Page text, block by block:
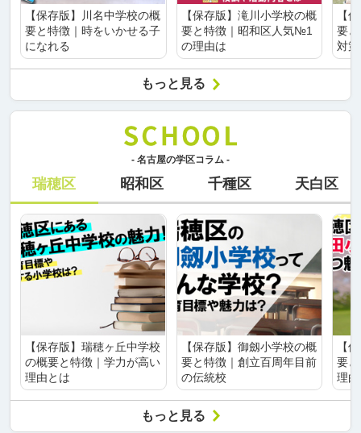
【保存版】川名中学校の概
要と特徴｜時をいかせる子
になれる
【保存版】滝川小学校の概
要と特徴｜昭和区人気№1
の理由は
【
要
対
もっと見る
- 名古屋の学区コラム -
瑞穂区 昭和区 千種区 天白区
【保存版】瑞穂ヶ丘中学校
の概要と特徴｜学力が高い
理由とは
【保存版】御劔小学校の概
要と特徴｜創立百周年目前
の伝統校
【
要
理
もっと見る